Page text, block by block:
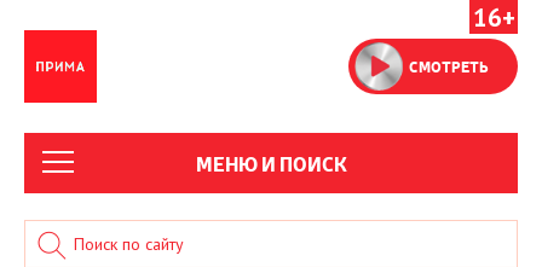
16+
СМОТРЕТЬ
МЕНЮ И ПОИСК